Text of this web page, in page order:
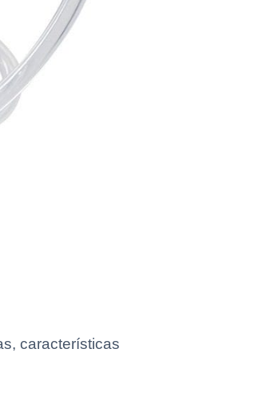
características